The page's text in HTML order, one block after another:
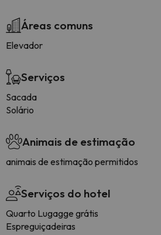
Áreas comuns
Elevador
Serviços
Sacada
Solário
Animais de estimação
animais de estimação permitidos
Serviços do hotel
Quarto Lugagge grátis
Espreguiçadeiras